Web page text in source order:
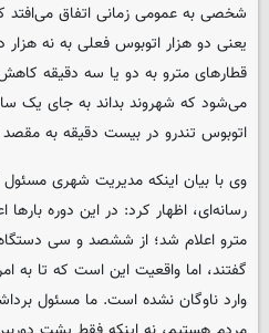
شخصی به عمومی زمانی اتفاق می‌افتد
یعنی دو هزار اتوبوس فعلی به نه
قطارهای مترو به دو یا سه دقیقه
می‌شود که شهروند بداند به جای یک
اتوبوس تندرو در بیست دقیقه به
وی با بیان اینکه مدیریت شهری
رسانه‌ای، اظهار کرد: در این دوره بارها
مترو اعلام شد؛ از ششصد و سی
گفتند، اما واقعیت این است که تا به
وارد ناوگان نشده است. ما مسئول